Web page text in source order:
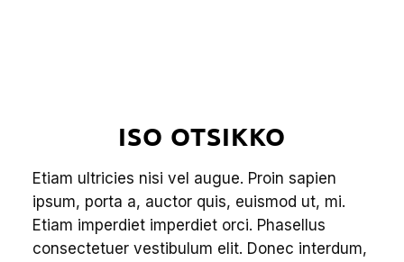
ISO OTSIKKO
Etiam ultricies nisi vel augue. Proin sapien
ipsum, porta a, auctor quis, euismod ut, mi.
Etiam imperdiet imperdiet orci. Phasellus
consectetuer vestibulum elit. Donec interdum,